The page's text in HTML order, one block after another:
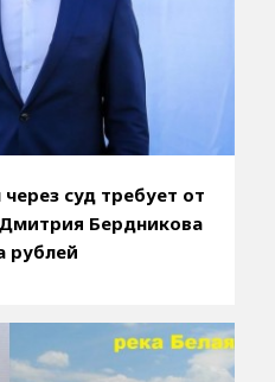
суд требует от
Бердникова
рублей